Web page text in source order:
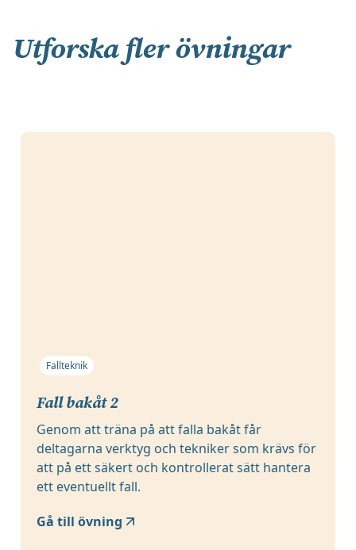
Utforska fler övningar
Fallteknik
Fall bakåt 2
Genom att träna på att falla bakåt får
deltagarna verktyg och tekniker som krävs för
att på ett säkert och kontrollerat sätt hantera
ett eventuellt fall.
Gå till övning